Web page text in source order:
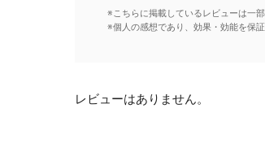
※こちらに掲載しているレビューは一
※個人の感想であり、効果・効能を保
レビューはありません。